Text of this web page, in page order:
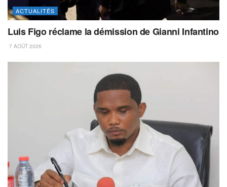
ACTUALITÉS
Luis Figo réclame la démission de Gianni Infantino
7 AOÛT 2026